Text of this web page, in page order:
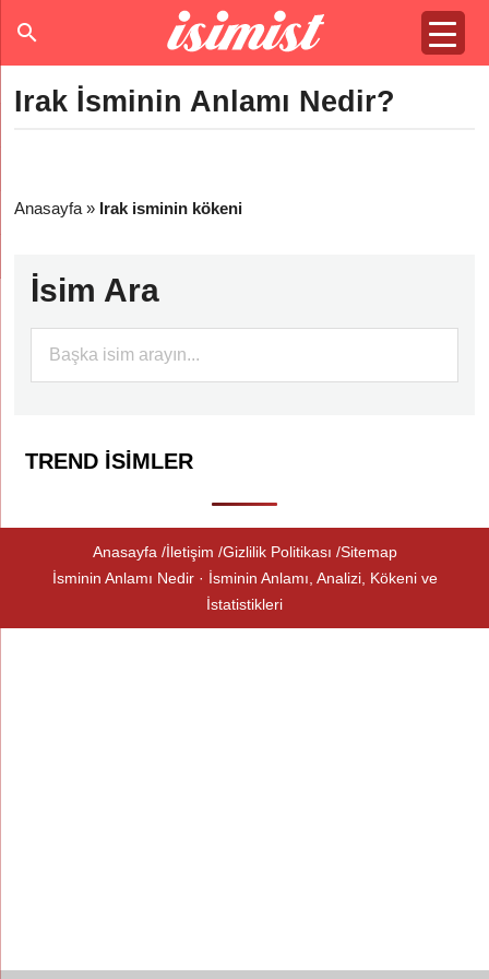
Irak İsminin Anlamı Nedir?
Anasayfa » Irak isminin kökeni
İsim Ara
TREND İSIMLER
Anasayfa İletişim Gizlilik Politikası Sitemap
İsminin Anlamı Nedir · İsminin Anlamı, Analizi, Kökeni ve
İstatistikleri